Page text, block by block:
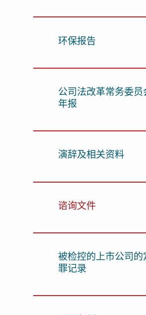
环保报告
公司法改革常务委员
年报
演辞及相关资料
谘询文件
被检控的上市公司的
罪记录